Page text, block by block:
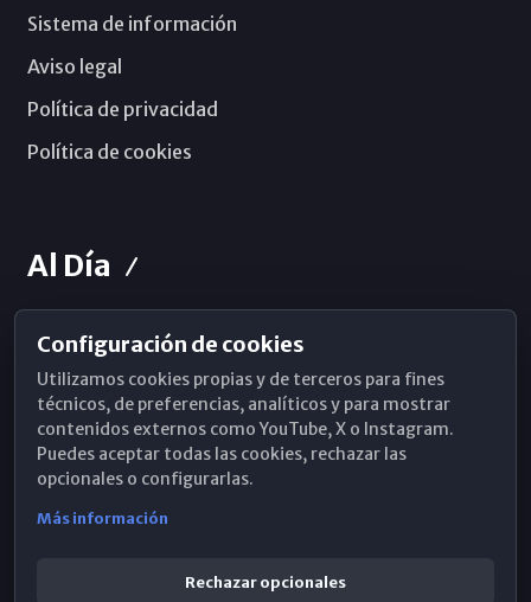
Sistema de información
Aviso legal
Política de privacidad
Política de cookies
Al Día
Horarios de Misa
Hemeroteca
WhatsApp
Configuración de cookies
Utilizamos cookies propias y de terceros para fines
técnicos, de preferencias, analíticos y para mostrar
contenidos externos como YouTube, X o Instagram.
Puedes aceptar todas las cookies, rechazar las
opcionales o configurarlas.
Más información
Rechazar opcionales